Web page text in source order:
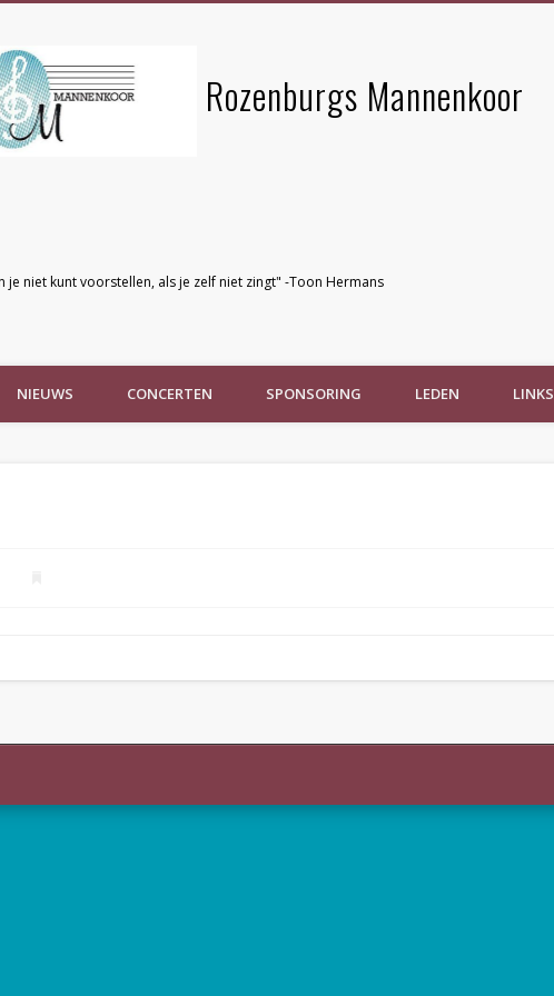
Rozenburgs Mannenkoor
niet kunt voorstellen, als je zelf niet zingt" -Toon Hermans
NIEUWS CONCERTEN SPONSORING LEDEN LINKS